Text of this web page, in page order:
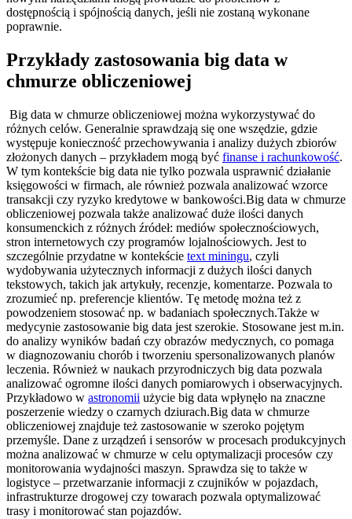
dostępnością i spójnością danych, jeśli nie zostaną wykonane
poprawnie.
Przykłady zastosowania big data w
chmurze obliczeniowej
Big data w chmurze obliczeniowej można wykorzystywać do
różnych celów. Generalnie sprawdzają się one wszędzie, gdzie
występuje konieczność przechowywania i analizy dużych zbiorów
złożonych danych – przykładem mogą być finanse i rachunkowość.
W tym kontekście big data nie tylko pozwala usprawnić działanie
księgowości w firmach, ale również pozwala analizować wzorce
transakcji czy ryzyko kredytowe w bankowości.Big data w chmurze
obliczeniowej pozwala także analizować duże ilości danych
konsumenckich z różnych źródeł: mediów społecznościowych,
stron internetowych czy programów lojalnościowych. Jest to
szczególnie przydatne w kontekście text miningu, czyli
wydobywania użytecznych informacji z dużych ilości danych
tekstowych, takich jak artykuły, recenzje, komentarze. Pozwala to
zrozumieć np. preferencje klientów. Tę metodę można też z
powodzeniem stosować np. w badaniach społecznych.Także w
medycynie zastosowanie big data jest szerokie. Stosowane jest m.in.
do analizy wyników badań czy obrazów medycznych, co pomaga
w diagnozowaniu chorób i tworzeniu spersonalizowanych planów
leczenia. Również w naukach przyrodniczych big data pozwala
analizować ogromne ilości danych pomiarowych i obserwacyjnych.
Przykładowo w astronomii użycie big data wpłynęło na znaczne
poszerzenie wiedzy o czarnych dziurach.Big data w chmurze
obliczeniowej znajduje też zastosowanie w szeroko pojętym
przemyśle. Dane z urządzeń i sensorów w procesach produkcyjnych
można analizować w chmurze w celu optymalizacji procesów czy
monitorowania wydajności maszyn. Sprawdza się to także w
logistyce – przetwarzanie informacji z czujników w pojazdach,
infrastrukturze drogowej czy towarach pozwala optymalizować
trasy i monitorować stan pojazdów.